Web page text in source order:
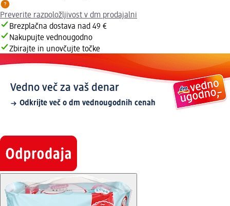
Preverite razpoložljivost v dm prodajalni
Brezplačna dostava nad 49 €
Nakupujte vednougodno
Zbirajte in unovčujte točke
Vedno več za vaš denar
Odkrijte več o dm vednougodnih cenah